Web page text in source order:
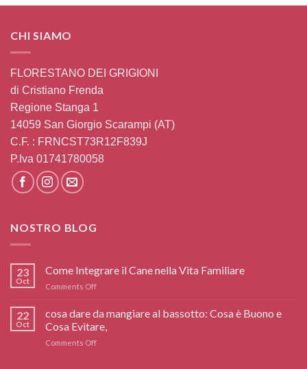
CHI SIAMO
FLORESTANO DEI GRIGIONI
di Cristiano Frenda
Regione Stanga 1
14059 San Giorgio Scarampi (AT)
C.F. : FRNCST73R12F839J
P.Iva 01741780058
NOSTRO BLOG
23
Oct
Come Integrare il Cane nella Vita Familiare
Comments Offon
Integrare
il
Cane
nella
22
Oct
cosa dare da mangiare al bassotto: Cosa è Buono e
Cosa Evitare,
Comments Offon